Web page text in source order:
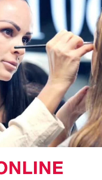
Fashion